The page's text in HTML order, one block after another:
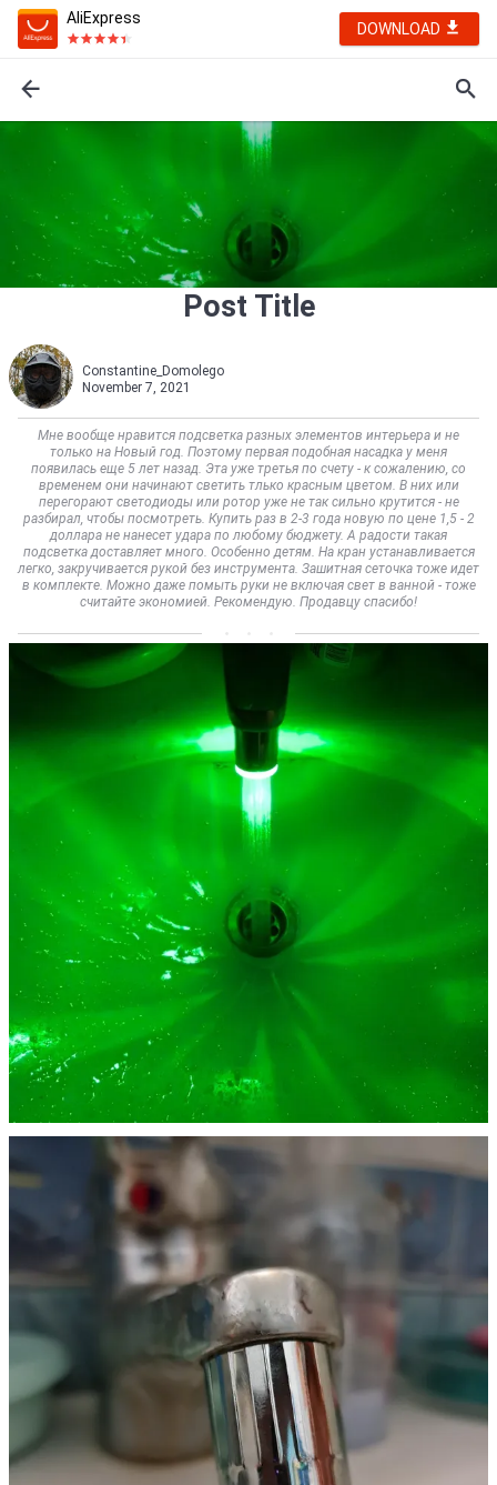
AliExpress
DOWNLOAD
Post Title
Constantine_Domolego
November 7, 2021
Мне вообще нравится подсветка разных элементов интерьера и не
только на Новый год. Поэтому первая подобная насадка у меня
появилась еще 5 лет назад. Эта уже третья по счету - к сожалению, со
временем они начинают светить тлько красным цветом. В них или
перегорают светодиоды или ротор уже не так сильно крутится - не
разбирал, чтобы посмотреть. Купить раз в 2-3 года новую по цене 1,5 - 2
доллара не нанесет удара по любому бюджету. А радости такая
подсветка доставляет много. Особенно детям. На кран устанавливается
легко, закручивается рукой без инструмента. Зашитная сеточка тоже идет
в комплекте. Можно даже помыть руки не включая свет в ванной - тоже
считайте экономией. Рекомендую. Продавцу спасибо!